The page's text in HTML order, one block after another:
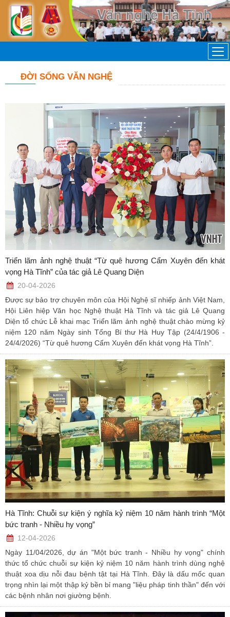
ĐỜI SỐNG VĂN NGHỆ
Triển lãm ảnh nghệ thuật “Từ quê hương Cẩm Xuyên đến khát
vọng Hà Tĩnh” của tác giả Lê Quang Diện
20-04-2026
Được sự bảo trợ chuyên môn của Hội Nghệ sĩ nhiếp ảnh Việt Nam,
Hội Liên hiệp Văn học Nghệ thuật Hà Tĩnh và tác giả Lê Quang
Diện tổ chức Lễ khai mạc Triển lãm ảnh nghệ thuật chào mừng kỷ
niệm 120 năm Ngày sinh Tổng Bí thư Hà Huy Tập (24/4/1906 -
24/4/2026) “Từ quê hương Cẩm Xuyên đến khát vọng Hà Tĩnh”.
Hà Tĩnh: Chuỗi sự kiện ý nghĩa kỷ niệm 10 năm hành trình “Một
bức tranh - Nhiều hy vọng”
12-04-2026
Ngày 11/04/2026, dự án "Một bức tranh - Nhiều hy vọng" chính
thức tổ chức chuỗi sự kiện kỷ niệm 10 năm hành trình dùng nghệ
thuật xoa dịu nỗi đau bệnh tật tại Hà Tĩnh. Đây là dấu mốc quan
trọng nhìn lại một thập kỷ bền bỉ mang "liệu pháp tinh thần" đến với
các bệnh nhân nơi giường bệnh.